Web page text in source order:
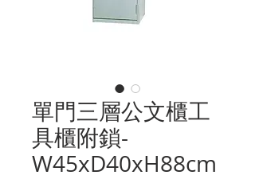
單門三層公文櫃工
具櫃附鎖-
W45xD40xH88cm